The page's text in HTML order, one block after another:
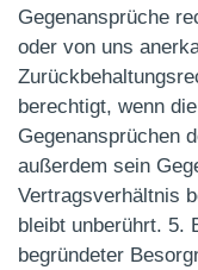
Gegenansprüche
oder von uns
berechtigt, wenn
Gegenansprüchen
außerdem sein
Vertragsverhältnis
bleibt unberührt. 5.
begründeter